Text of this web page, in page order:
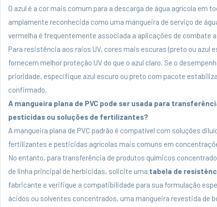
O azul é a cor mais comum para a descarga de água agrícola em
amplamente reconhecida como uma mangueira de serviço de
vermelha é frequentemente associada a aplicações de combate
Para resistência aos raios UV, cores mais escuras (preto ou azul
fornecem melhor proteção UV do que o azul claro. Se o
prioridade, especifique azul escuro ou preto com pacote
confirmado.
A mangueira plana de PVC pode ser usada para
pesticidas ou soluções de fertilizantes?
A mangueira plana de PVC padrão é compatível com soluções
fertilizantes e pesticidas agrícolas mais comuns em
No entanto, para transferência de produtos químicos
de linha principal de herbicidas, solicite uma tabela de
fabricante e verifique a compatibilidade para sua formulação
ácidos ou solventes concentrados, uma mangueira revestida de